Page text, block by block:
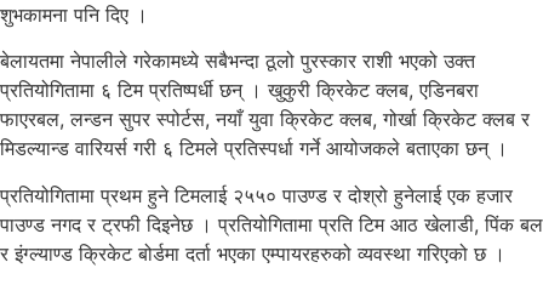
शुभकामना पनि दिए ।
बेलायतमा नेपालीले गरेकामध्ये सबैभन्दा ठूलो पुरस्कार राशी भएको उक्त
प्रतियोगितामा ६ टिम प्रतिष्पर्धी छन् । खुकुरी क्रिकेट क्लब, एडिनबरा
फाएरबल, लन्डन सुपर स्पोर्टस, नयाँ युवा क्रिकेट क्लब, गोर्खा क्रिकेट क्लब र
मिडल्यान्ड वारियर्स गरी ६ टिमले प्रतिस्पर्धा गर्ने आयोजकले बताएका छन् ।
प्रतियोगितामा प्रथम हुने टिमलाई २५५० पाउण्ड र दोश्रो हुनेलाई एक हजार
पाउण्ड नगद र ट्रफी दिइनेछ । प्रतियोगितामा प्रति टिम आठ खेलाडी, पिंक बल
र इंग्ल्याण्ड क्रिकेट बोर्डमा दर्ता भएका एम्पायरहरुको व्यवस्था गरिएको छ ।